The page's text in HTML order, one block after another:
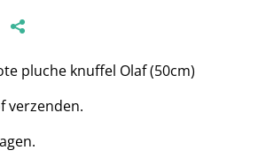
pluche knuffel Olaf (50cm)
verzenden.